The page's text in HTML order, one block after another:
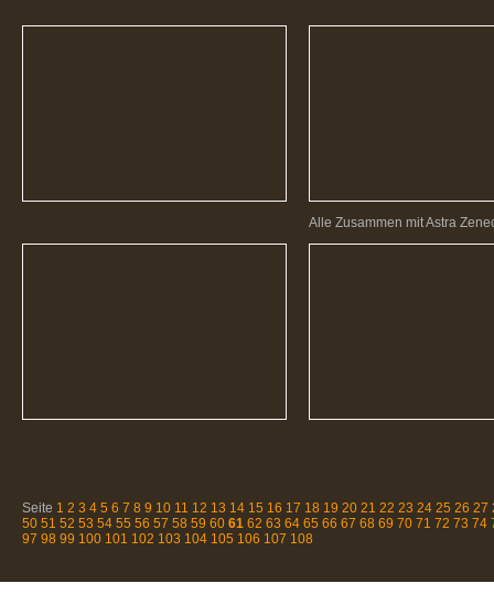
Alle Zusammen mit Astra
Seite 1 2 3 4 5 6 7 8 9 10 11 12 13 14 15 16 17 18 19 20 21 22 23 24 25 26 27
50 51 52 53 54 55 56 57 58 59 60 61 62 63 64 65 66 67 68 69 70 71 72 73 74
97 98 99 100 101 102 103 104 105 106 107 108